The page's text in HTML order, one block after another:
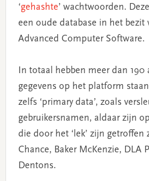
‘gehashte’ wachtwoorden.
een oude database in het bezit
Advanced Computer Software.
In totaal hebben meer dan
gegevens op het platform
zelfs ‘primary data’, zoals
gebruikersnamen, aldaar zijn
die door het ‘lek’ zijn
Chance, Baker McKenzie, DLA
Dentons.